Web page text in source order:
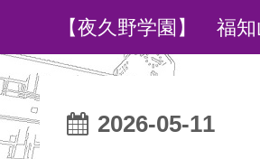
【夜久野学園】 福
2026-05-11